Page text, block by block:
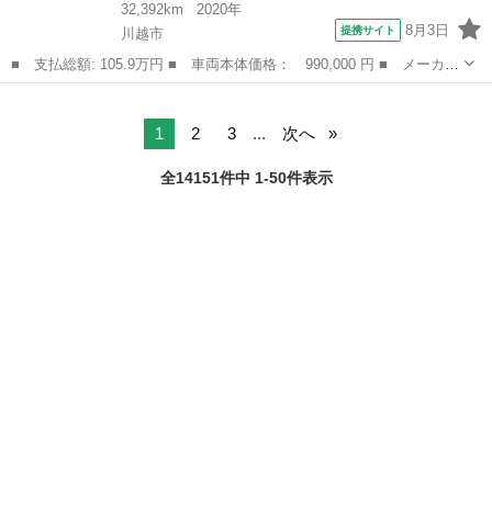
32,392km
2020年
川越市
提携サイト 8月3日
■ 支払総額: 105.9万円 ■ 車両本体価格： 990,000 円 ■ メーカー
名： 日産 ■ 車種名： ルークス ■ グレード名： Ｘ １年保証
1 2 3 ... 次へ
全14151件中 1-50件表示